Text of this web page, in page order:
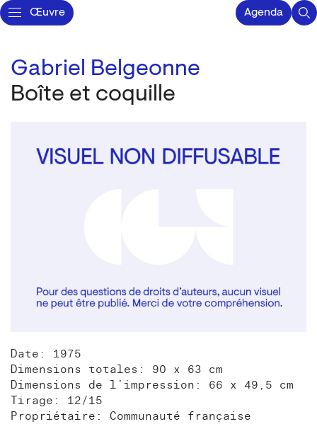
Œuvre Agenda
Gabriel Belgeonne
Boîte et coquille
Date: 1975
Dimensions totales: 90 x 63 cm
Dimensions de l’impression: 66 x 49,5 cm
Tirage: 12/15
Propriétaire: Communauté française